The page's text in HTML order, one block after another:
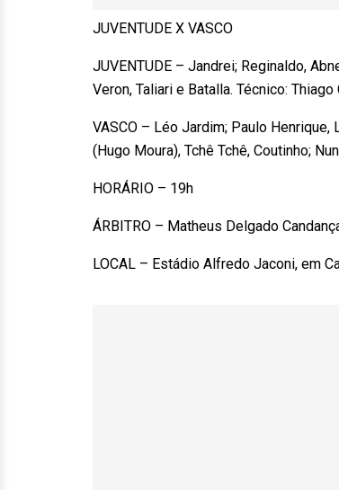
JUVENTUDE X VASCO
JUVENTUDE – Jandrei; Reginaldo,
Veron, Taliari e Batalla. Técnico: Thiago
VASCO – Léo Jardim; Paulo
(Hugo Moura), Tchê Tchê, Coutinho;
HORÁRIO – 19h
ÁRBITRO – Matheus Delgado
LOCAL – Estádio Alfredo Jaconi, em